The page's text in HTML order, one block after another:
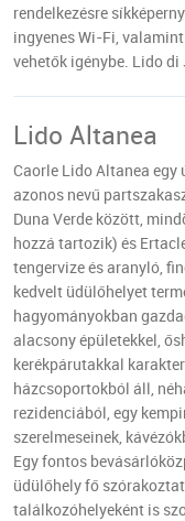
rendelkezésre
ingyenes Wi-Fi,
vehetők igénybe. Lido
Lido Altanea
Caorle Lido Altanea
azonos nevű
Duna Verde között,
hozzá tartozik) és
tengervize és aranyló,
kedvelt üdülőhelyet
hagyományokban
alacsony épületekkel,
kerékpárutakkal
házcsoportokból áll,
rezidenciából, egy
szerelmeseinek,
Egy fontos
üdülőhely fő
találkozóhelyeként is